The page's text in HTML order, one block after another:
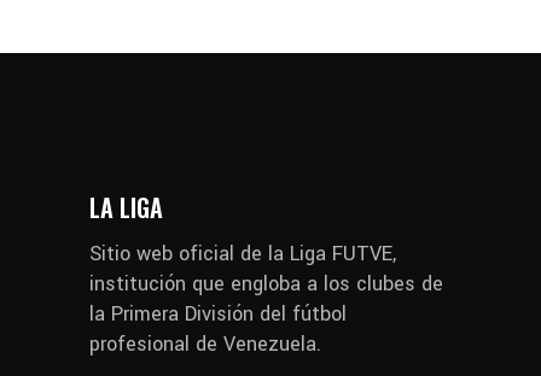
LA LIGA
Sitio web oficial de la Liga FUTVE,
institución que engloba a los clubes de
la Primera División del fútbol
profesional de Venezuela.